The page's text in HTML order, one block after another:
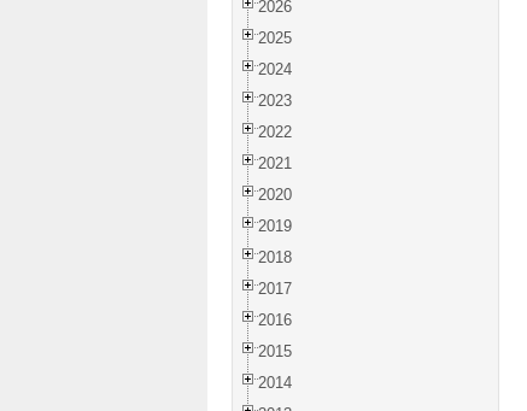
2026
2025
2024
2023
2022
2021
2020
2019
2018
2017
2016
2015
2014